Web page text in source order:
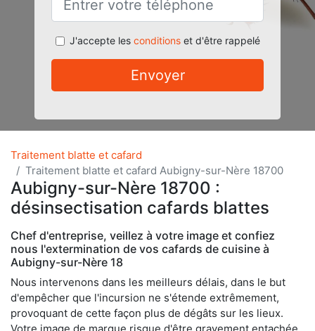
J'accepte les conditionset d'être rappelé
Envoyer
Traitement blatte et cafard
Traitement blatte et cafard Aubigny-sur-Nère 18700
Aubigny-sur-Nère 18700 :
désinsectisation cafards blattes
Chef d'entreprise, veillez à votre image et confiez
nous l'extermination de vos cafards de cuisine à
Aubigny-sur-Nère 18
Nous intervenons dans les meilleurs délais, dans le but
d'empêcher que l'incursion ne s'étende extrêmement,
provoquant de cette façon plus de dégâts sur les lieux.